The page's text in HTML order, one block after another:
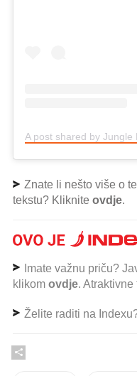
Znate li nešto više o
tekstu? Kliknite ovdje.
Imate važnu priču?
klikom ovdje.
Želite raditi na